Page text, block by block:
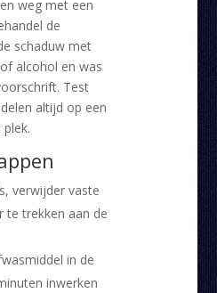
weg met een
de
schaduw met
alcohol en was
Test
altijd op een
verwijder vaste
te trekken aan de
in de
inwerken